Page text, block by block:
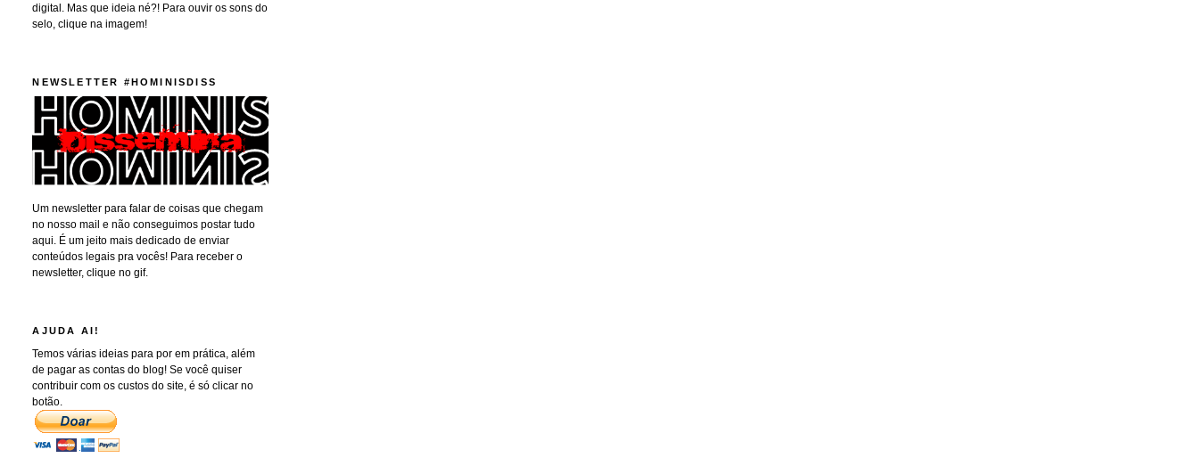
digital. Mas que ideia né?! Para ouvir os sons do
selo, clique na imagem!
NEWSLETTER #HOMINISDISS
Um newsletter para falar de coisas que chegam
no nosso mail e não conseguimos postar tudo
aqui. É um jeito mais dedicado de enviar
conteúdos legais pra vocês! Para receber o
newsletter, clique no gif.
AJUDA AI!
Temos várias ideias para por em prática, além
de pagar as contas do blog! Se você quiser
contribuir com os custos do site, é só clicar no
botão.